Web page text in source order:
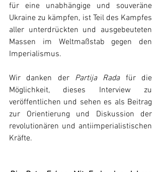
für eine unabhängige und souveräne
Ukraine zu kämpfen, ist Teil des Kampfes
aller unterdrückten und ausgebeuteten
Massen im Weltmaßstab gegen den
Imperialismus.
Wir danken der Partija Rada für die
Möglichkeit, dieses Interview zu
veröffentlichen und sehen es als Beitrag
zur Orientierung und Diskussion der
revolutionären und antiimperialistischen
Kräfte.